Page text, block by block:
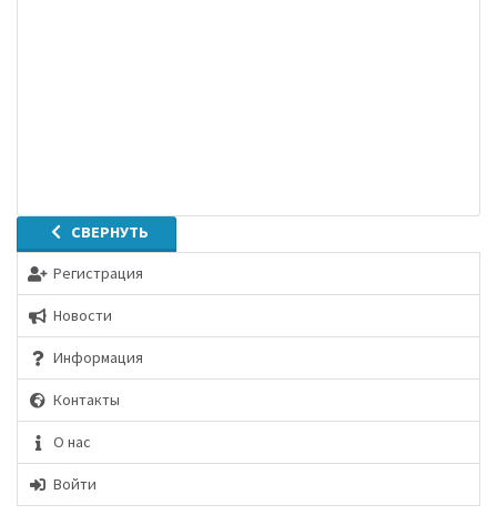
СВЕРНУТЬ
Регистрация
Новости
Информация
Контакты
О нас
Войти